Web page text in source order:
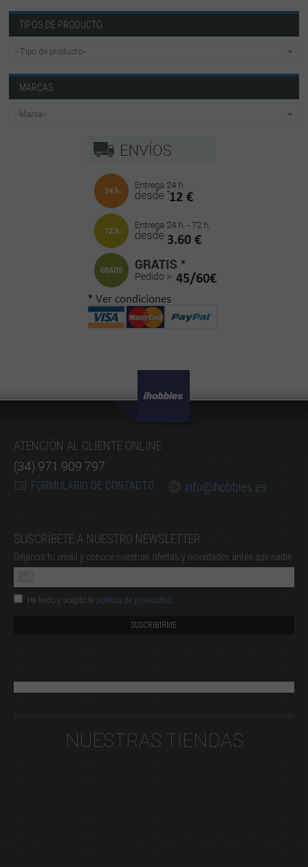
TIPOS DE PRODUCTO
MARCAS
ATENCIÓN AL CLIENTE ONLINE
(34) 971 909 797
FORMULARIO DE CONTACTO info@ihobbies.es
SUSCRÍBETE A NUESTRO NEWSLETTER
Déjanos tu email y conoce nuestras ofertas y novedades antes que nadie.
He leído y acepto la política de privacidad
NUESTRAS TIENDAS